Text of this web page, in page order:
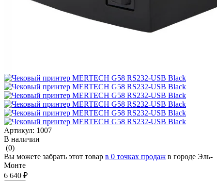
Артикул: 1007
В наличии
(0)
Вы можете забрать этот товар в 0 точках продаж в городе Эль-
Монте
6 640 ₽